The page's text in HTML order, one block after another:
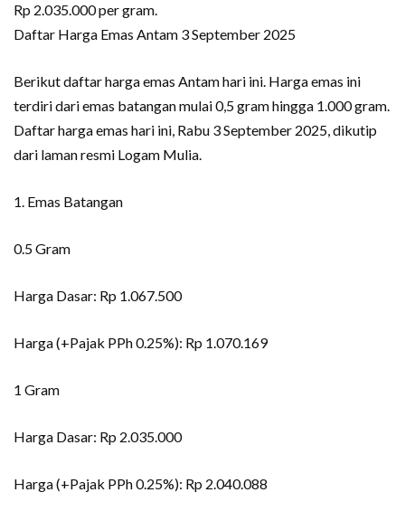
Rp 2.035.000 per gram.
Daftar Harga Emas Antam 3 September 2025
Berikut daftar harga emas Antam hari ini. Harga emas ini
terdiri dari emas batangan mulai 0,5 gram hingga 1.000 gram.
Daftar harga emas hari ini, Rabu 3 September 2025, dikutip
dari laman resmi Logam Mulia.
1. Emas Batangan
0.5 Gram
Harga Dasar: Rp 1.067.500
Harga (+Pajak PPh 0.25%): Rp 1.070.169
1 Gram
Harga Dasar: Rp 2.035.000
Harga (+Pajak PPh 0.25%): Rp 2.040.088